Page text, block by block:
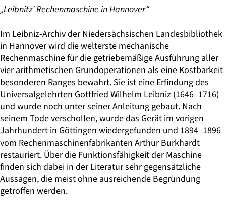
„Leibnitz’ Rechenmaschine in Hannover“
Im Leibniz-Archiv der Niedersächsischen Landesbibliothek
in Hannover wird die welterste mechanische
Rechenmaschine für die getriebemäßige Ausführung aller
vier arithmetischen Grundoperationen als eine Kostbarkeit
besonderen Ranges bewahrt. Sie ist eine Erfindung des
Universalgelehrten Gottfried Wilhelm Leibniz (1646–1716)
und wurde noch unter seiner Anleitung gebaut. Nach
seinem Tode verschollen, wurde das Gerät im vorigen
Jahrhundert in Göttingen wiedergefunden und 1894–1896
vom Rechenmaschinenfabrikanten Arthur Burkhardt
restauriert. Über die Funktionsfähigkeit der Maschine
finden sich dabei in der Literatur sehr gegensätzliche
Aussagen, die meist ohne ausreichende Begründung
getroffen werden.